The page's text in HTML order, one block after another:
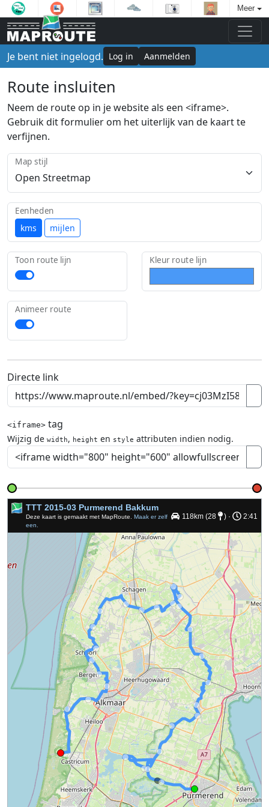
Meer
Je bent niet ingelogd. Log in Aanmelden
Route insluiten
Neem de route op in je website als een <iframe>.
Gebruik dit formulier om het uiterlijk van de kaart te
verfijnen.
Map stijl
kms mijlen
Eenheden
Toon route lijn Kleur route lijn
Animeer route
Directe link
<iframe> tag
Wijzig de width, height en style attributen indien nodig.